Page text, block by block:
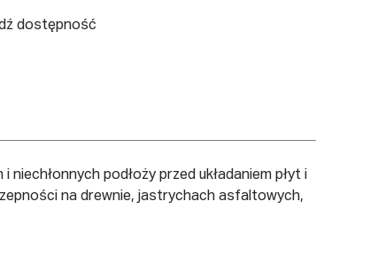
dostępność
podłoży przed układaniem płyt i
na drewnie, jastrychach asfaltowych,